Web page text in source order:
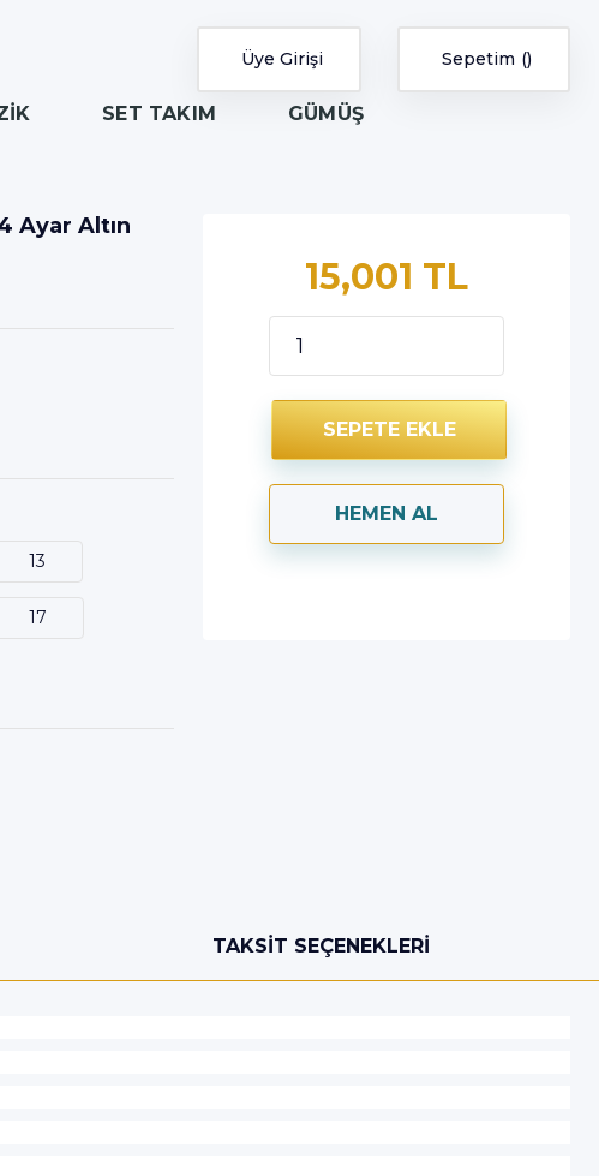
Üye Girişi Sepetim
SET TAKIM GÜMÜŞ
Ayar Altın
13
17
15,001 TL
SEPETE EKLE
HEMEN AL
TAKSIT SEÇENEKLERI